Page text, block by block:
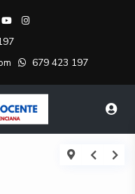
679 423 197